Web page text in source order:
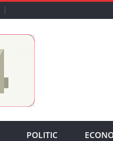
POLITIC